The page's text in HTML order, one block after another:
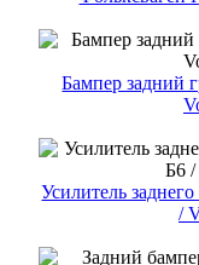
Бампер задний
Усилитель
/